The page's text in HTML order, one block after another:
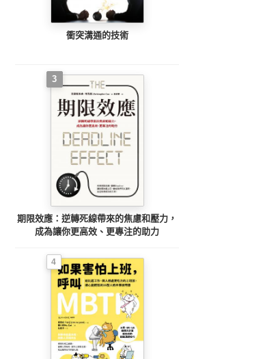
衝突溝通的技術
3
期限效應：逆轉死線帶來的焦慮和壓力，
成為讓你更高效、更專注的助力
4